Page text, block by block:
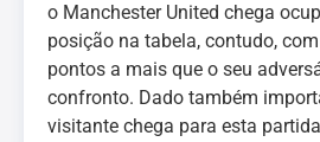
o Manchester United chega
posição na tabela, contudo,
pontos a mais que o seu
confronto. Dado também
visitante chega para esta